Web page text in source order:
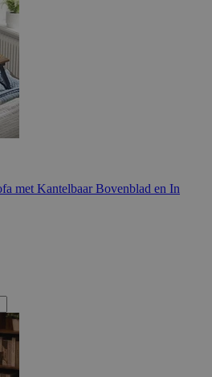
met Kantelbaar Bovenblad en In